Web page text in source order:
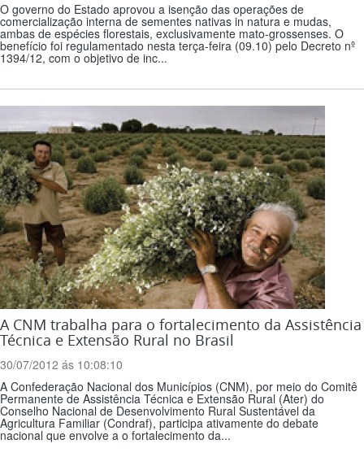
O governo do Estado aprovou a isenção das operações de
comercialização interna de sementes nativas in natura e mudas,
ambas de espécies florestais, exclusivamente mato-grossenses. O
benefício foi regulamentado nesta terça-feira (09.10) pelo Decreto nº
1394/12, com o objetivo de inc...
A CNM trabalha para o fortalecimento da Assistência
Técnica e Extensão Rural no Brasil
30/07/2012 ás 10:08:10
A Confederação Nacional dos Municípios (CNM), por meio do Comitê
Permanente de Assistência Técnica e Extensão Rural (Ater) do
Conselho Nacional de Desenvolvimento Rural Sustentável da
Agricultura Familiar (Condraf), participa ativamente do debate
nacional que envolve a o fortalecimento da...